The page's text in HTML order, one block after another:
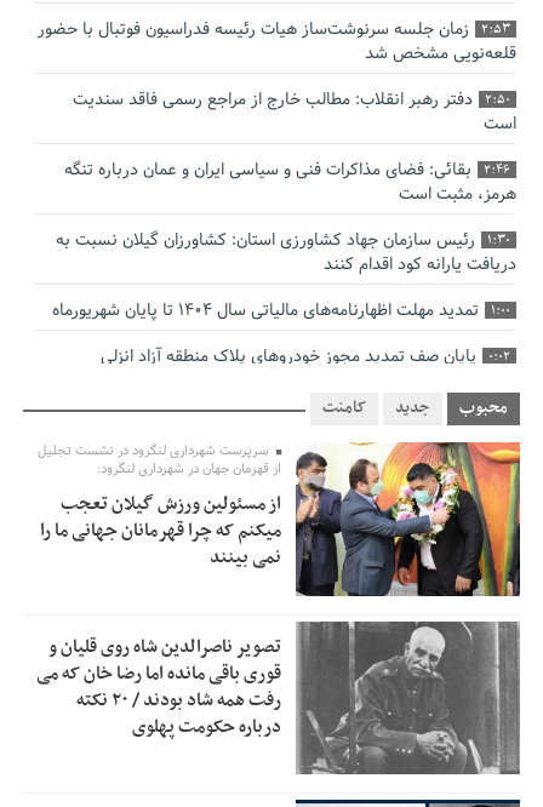
2:53
زمان جلسه سرنوشت‌ساز هیات رئیسه فدراسیون فوتبال با حضور
قلعه‌نویی مشخص شد
2:50
دفتر رهبر انقلاب: مطالب خارج از مراجع رسمی فاقد سندیت
است
2:46
بقائی: فضای مذاکرات فنی و سیاسی ایران و عمان درباره تنگه
هرمز، مثبت است
1:30
رئیس سازمان جهاد کشاورزی استان: کشاورزان گیلان نسبت به
دریافت یارانه کود اقدام کنند
1:00 تمدید مهلت اظهارنامه‌های مالیاتی سال ۱۴۰۴ تا پایان شهریورماه
0:02 پایان صف تمدید مجوز خودروهای پلاک منطقه آزاد انزلی
0:00 صنایع گیلان برای زمستان سوخت دوم تأمین کنند
12:14
بقائی: مذاکره‌ای با آمریکا نداریم/ اتفاقی در وضعیت تنگه هرمز
نمی‌افتد
12:00 بانک مرکزی: تعهدات ارزی منقضی شده رسیدگی می شوند
11:11
نایب رئیس هیات مرکزی نظارت بر انتخابات شوراها: انتخابات در
پاییز برگزار می‌شود
10:15
خسرو سینایی، «فیلمسازی یک حرفه نیست، یک نوع
زندگیست»
ترقی: سیاست خارجی پس از جنگ نیازمند بازنگری است
9:30
خدمات درمانی
محبوب جدید کامنت
سرپرست شهرداری لنگرود در نشست تجلیل
از قهرمان جهان در شهرداری لنگرود:
از مسئولین ورزش گیلان تعجب
میکنم که چرا قهرمانان جهانی ما را
نمی بینند
تصویر ناصرالدین شاه روی قلیان و
قوری باقی مانده اما رضا خان که می
رفت همه شاد بودند / ۲۰ نکته
درباره حکومت پهلوی